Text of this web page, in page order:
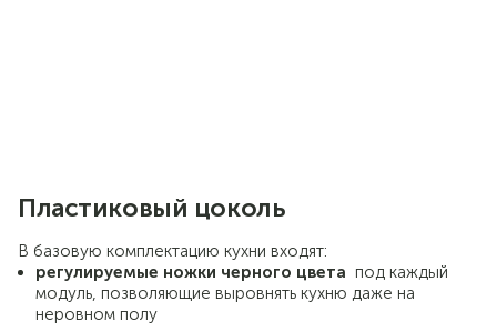
Пластиковый цоколь
В базовую комплектацию кухни входят:
регулируемые ножки черного цвета под каждый
модуль, позволяющие выровнять кухню даже на
неровном полу